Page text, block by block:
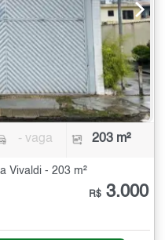
- vaga 203 m²
Vivaldi - 203 m²
R$ 3.000